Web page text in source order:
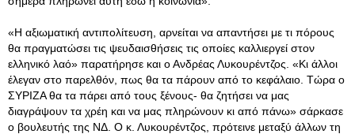
«Η αξιωματική αντιπολίτευση, αρνείται να απαντήσει με τι πόρους
θα πραγματώσει τις ψευδαισθήσεις τις οποίες καλλιεργεί στον
ελληνικό λαό» παρατήρησε και ο Ανδρέας Λυκουρέντζος. «Κι άλλοι
έλεγαν στο παρελθόν, πως θα τα πάρουν από το κεφάλαιο. Τώρα ο
ΣΥΡΙΖΑ θα τα πάρει από τους ξένους- θα ζητήσει να μας
διαγράψουν τα χρέη και να μας πληρώνουν κι από πάνω» σάρκασε
ο βουλευτής της ΝΔ. Ο κ. Λυκουρέντζος, πρότεινε μεταξύ άλλων τη